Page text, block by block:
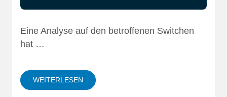
Eine Analyse auf den betroffenen Switchen
hat …
WEITERLESEN